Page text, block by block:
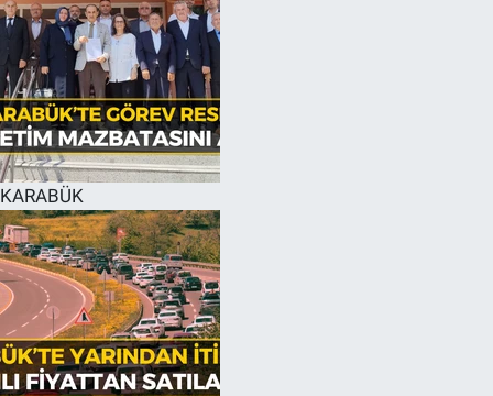
KARABÜK
Karabük Trafik Yoğunluk Haritası
Süper Lig Puan Durumu ve Fikstür
Tüm Manşetler
Son Dakika Haberleri
Haber Arşivi